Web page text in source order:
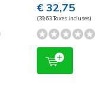
€ 32,75
(39,63 Taxes incluses)